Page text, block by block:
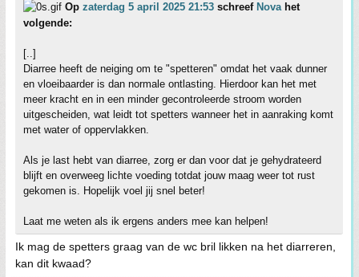
Op zaterdag 5 april 2025 21:53 schreef Novahet
volgende:
[..]
Diarree heeft de neiging om te "spetteren" omdat het vaak dunner
en vloeibaarder is dan normale ontlasting. Hierdoor kan het met
meer kracht en in een minder gecontroleerde stroom worden
uitgescheiden, wat leidt tot spetters wanneer het in aanraking komt
met water of oppervlakken.
Als je last hebt van diarree, zorg er dan voor dat je gehydrateerd
blijft en overweeg lichte voeding totdat jouw maag weer tot rust
gekomen is. Hopelijk voel jij snel beter!
Laat me weten als ik ergens anders mee kan helpen!
Ik mag de spetters graag van de wc bril likken na het diarreren,
kan dit kwaad?